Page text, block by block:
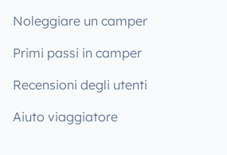
Noleggiare un camper
Primi passi in camper
Recensioni degli utenti
Aiuto viaggiatore